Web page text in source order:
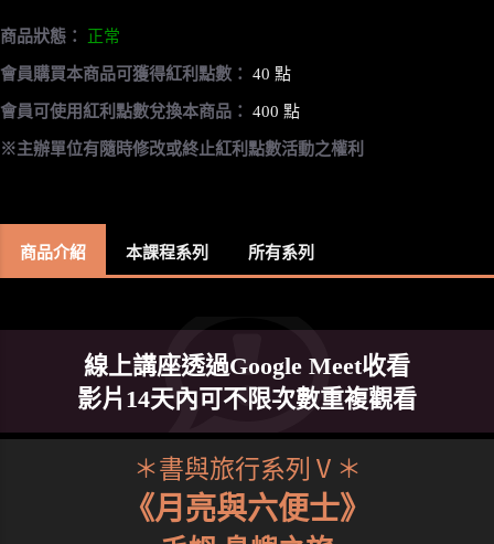
商品狀態： 正常
會員購買本商品可獲得紅利點數： 40 點
會員可使用紅利點數兌換本商品： 400 點
※主辦單位有隨時修改或終止紅利點數活動之權利
商品介紹 本課程系列 所有系列
線上講座透過Google Meet收看
影片14天內可不限次數重複觀看
＊書與旅行系列Ⅴ＊
《月亮與六便士》